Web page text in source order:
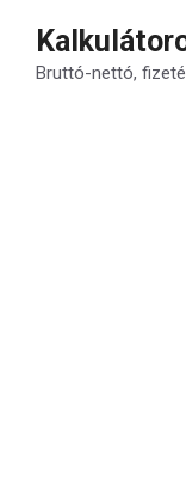
tartalomba
Bruttó-nettó,